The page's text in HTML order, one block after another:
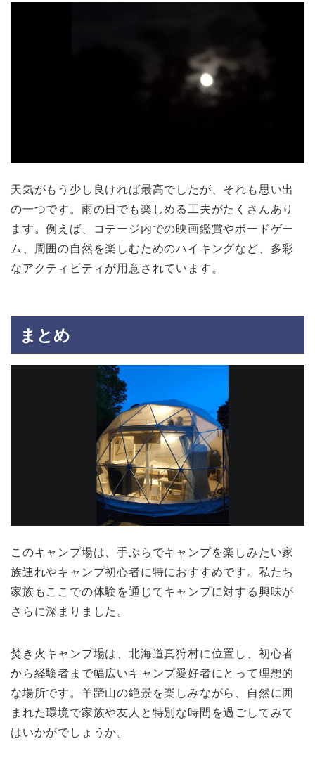
天気がもう少し良ければ最高でしたが、それも思い出
の一つです。雨の日でも楽しめる工夫がたくさんあり
ます。例えば、コテージ内での映画鑑賞やボードゲー
ム、周囲の自然を楽しむためのハイキングなど、多彩
なアクティビティが用意されています。
まとめ
このキャンプ場は、手ぶらでキャンプを楽しみたい家
族連れやキャンプ初心者に特におすすめです。私たち
家族もここでの体験を通じてキャンプに対する興味が
さらに深まりました。
焚き火キャンプ場は、北海道真狩村に位置し、初心者
から経験者まで幅広いキャンプ愛好者にとって理想的
な場所です。羊蹄山の絶景を楽しみながら、自然に囲
まれた環境で家族や友人と特別な時間を過ごしてみて
はいかがでしょうか。